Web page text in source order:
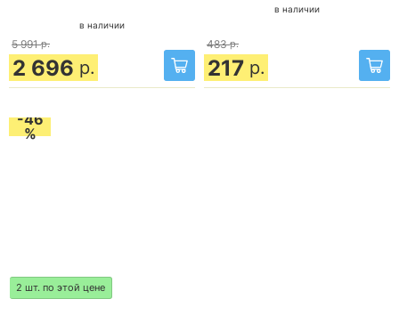
в наличии
5 991 р.
2 696 р.
в наличии
483 р.
217 р.
-46
%
2 шт. по этой цене